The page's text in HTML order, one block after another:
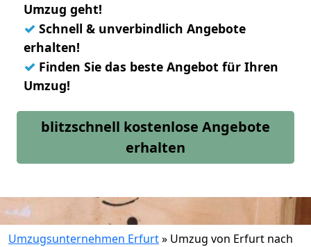
Umzug geht!
✓ Schnell & unverbindlich Angebote
erhalten!
✓ Finden Sie das beste Angebot für Ihren
Umzug!
blitzschnell kostenlose Angebote
erhalten
Umzugsunternehmen Erfurt» Umzug von Erfurt nach